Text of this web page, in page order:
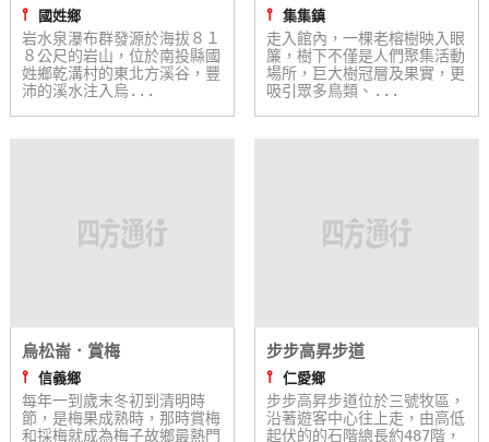
⫯
國姓鄉
岩水泉瀑布群發源於海拔８１
８公尺的岩山，位於南投縣國
姓鄉乾溝村的東北方溪谷，豐
沛的溪水注入烏...
⫯ 集集鎮
走入館內，一棵老榕樹映入眼
簾，樹下不僅是人們聚集活動
場所，巨大樹冠層及果實，更
吸引眾多鳥類、...
烏松崙．賞梅
⫯ 信義鄉
每年一到歲末冬初到清明時
節，是梅果成熟時，那時賞梅
和採梅就成為梅子故鄉最熱門
步步高昇步道
⫯ 仁愛鄉
步步高昇步道位於三號牧區，
沿著遊客中心往上走，由高低
起伏的的石階總長約487階，